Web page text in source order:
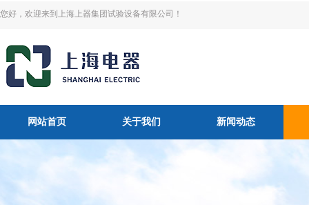
您好，欢迎来到上海上器集团试验设备有限公司！
网站首页 关于我们 新闻动态